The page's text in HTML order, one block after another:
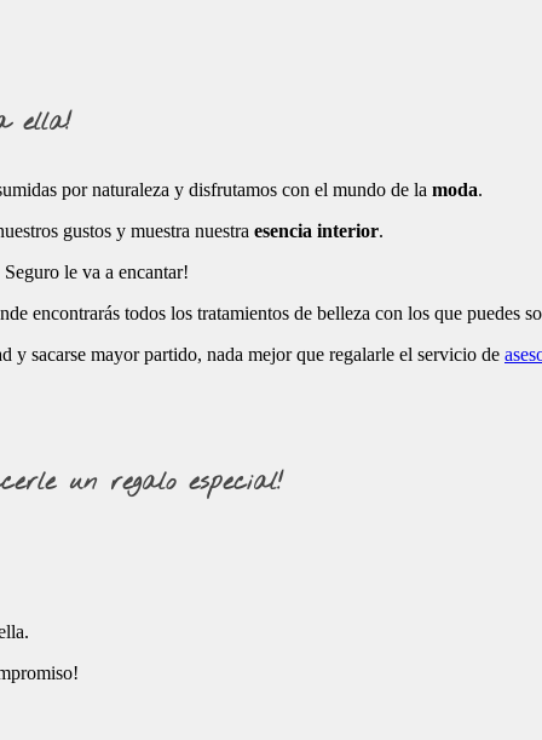
ella!
por naturaleza y disfrutamos con el mundo de la moda.
gustos y muestra nuestra esencia interior.
le va a encantar!
encontrarás todos los tratamientos de belleza con los que puedes
y sacarse mayor partido, nada mejor que regalarle el servicio de
un regalo especial!